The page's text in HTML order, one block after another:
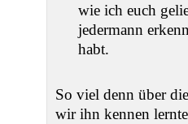
wie ich euch
jedermann
habt.
So viel denn über
wir ihn kennen